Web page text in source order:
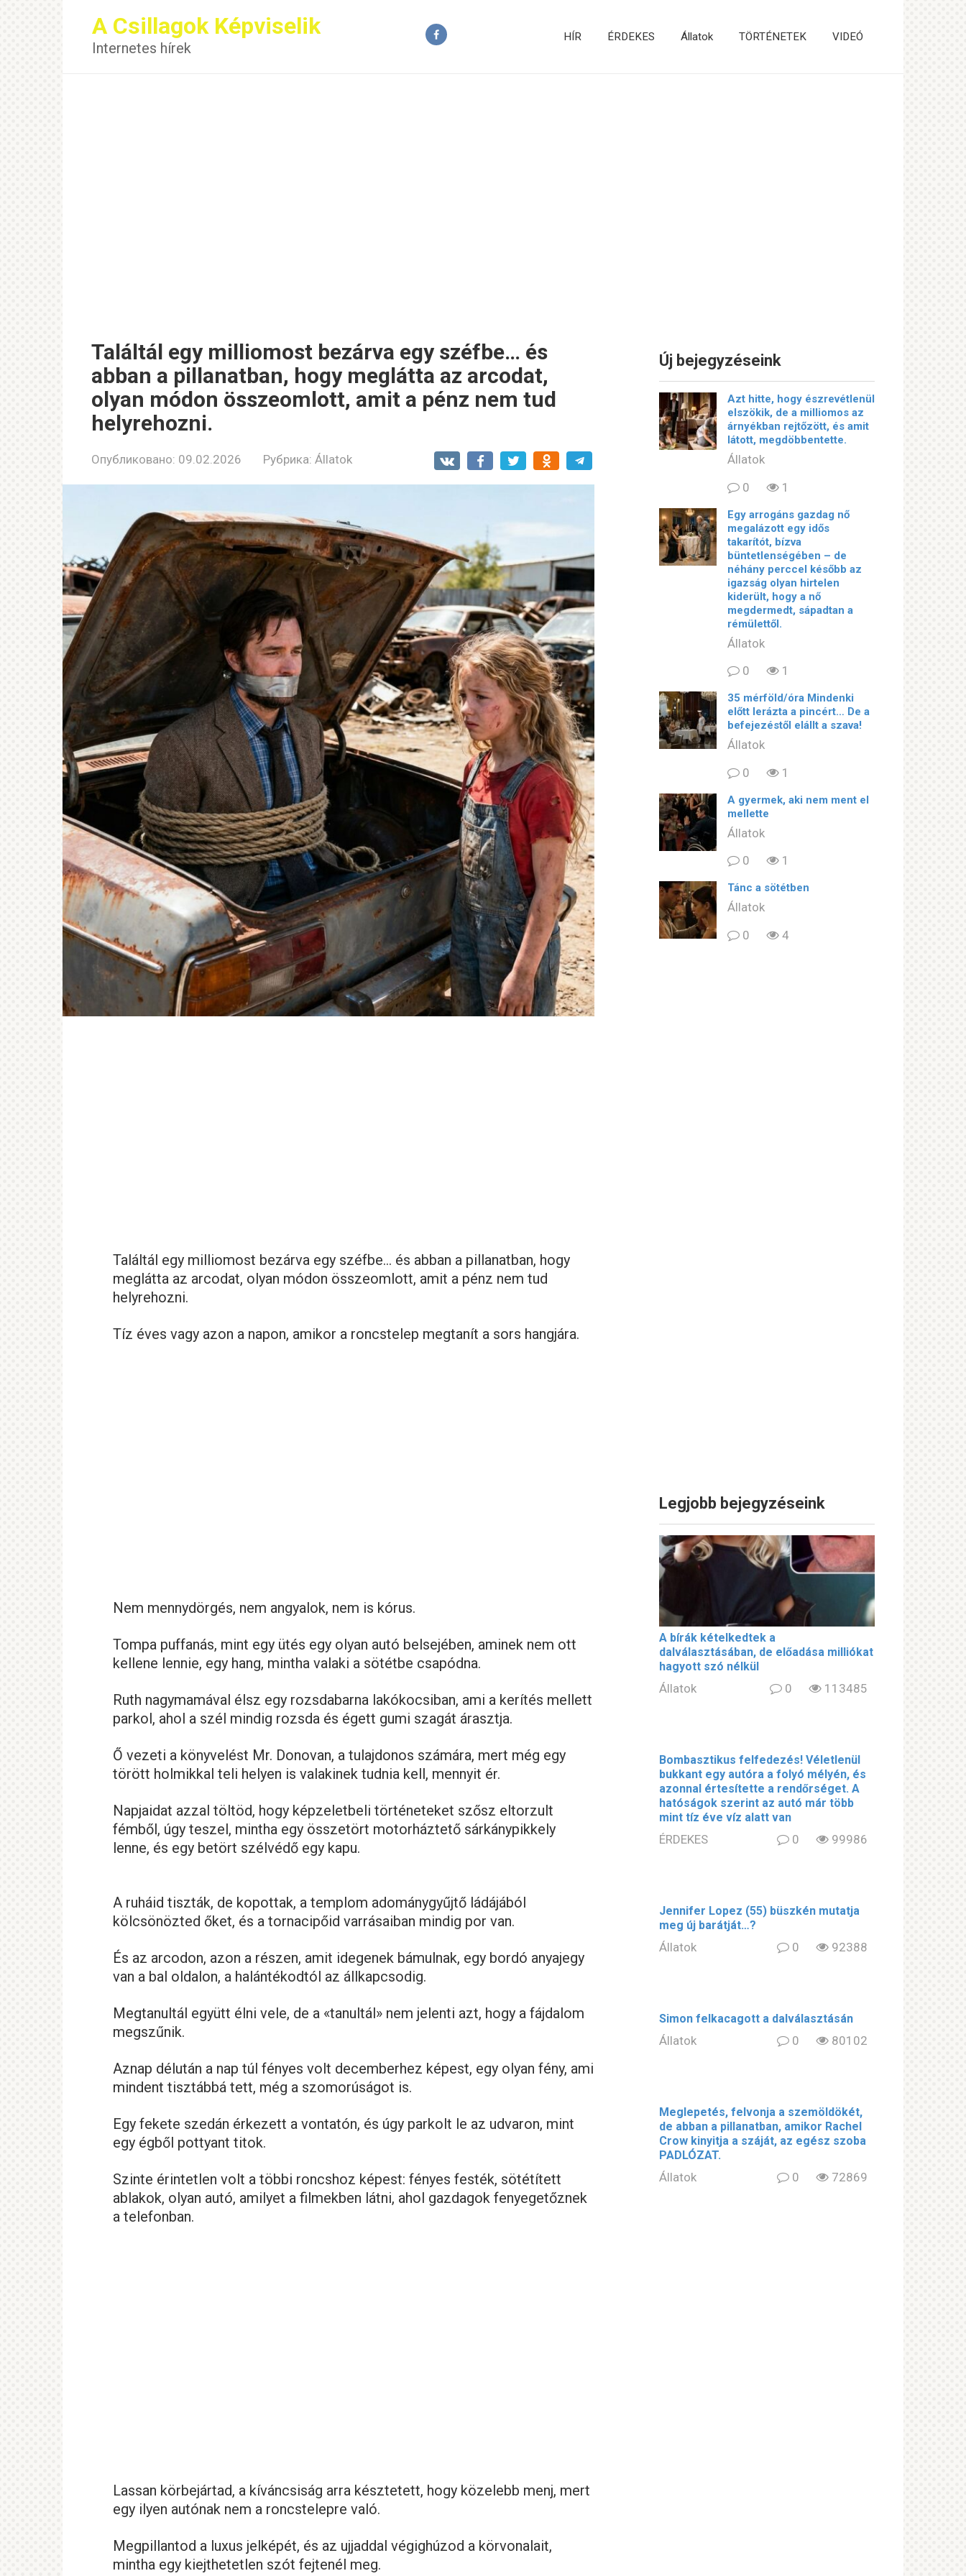
A Csillagok Képviselik
Internetes hírek
HÍR ÉRDEKES Állatok TÖRTÉNETEK VIDEÓ
Találtál egy milliomost bezárva egy széfbe… és
abban a pillanatban, hogy meglátta az arcodat,
olyan módon összeomlott, amit a pénz nem tud
helyrehozni.
Опубликовано: 09.02.2026 Рубрика: Állatok
Találtál egy milliomost bezárva egy széfbe… és abban a pillanatban, hogy
meglátta az arcodat, olyan módon összeomlott, amit a pénz nem tud
helyrehozni.
Tíz éves vagy azon a napon, amikor a roncstelep megtanít a sors hangjára.
Nem mennydörgés, nem angyalok, nem is kórus.
Tompa puffanás, mint egy ütés egy olyan autó belsejében, aminek nem ott
kellene lennie, egy hang, mintha valaki a sötétbe csapódna.
Ruth nagymamával élsz egy rozsdabarna lakókocsiban, ami a kerítés mellett
parkol, ahol a szél mindig rozsda és égett gumi szagát árasztja.
Ő vezeti a könyvelést Mr. Donovan, a tulajdonos számára, mert még egy
törött holmikkal teli helyen is valakinek tudnia kell, mennyit ér.
Napjaidat azzal töltöd, hogy képzeletbeli történeteket szősz eltorzult
fémből, úgy teszel, mintha egy összetört motorháztető sárkánypikkely
lenne, és egy betört szélvédő egy kapu.
A ruháid tiszták, de kopottak, a templom adománygyűjtő ládájából
kölcsönözted őket, és a tornacipőid varrásaiban mindig por van.
És az arcodon, azon a részen, amit idegenek bámulnak, egy bordó anyajegy
van a bal oldalon, a halántékodtól az állkapcsodig.
Megtanultál együtt élni vele, de a «tanultál» nem jelenti azt, hogy a fájdalom
megszűnik.
Aznap délután a nap túl fényes volt decemberhez képest, egy olyan fény, ami
mindent tisztábbá tett, még a szomorúságot is.
Egy fekete szedán érkezett a vontatón, és úgy parkolt le az udvaron, mint
egy égből pottyant titok.
Szinte érintetlen volt a többi roncshoz képest: fényes festék, sötétített
ablakok, olyan autó, amilyet a filmekben látni, ahol gazdagok fenyegetőznek
a telefonban.
Lassan körbejártad, a kíváncsiság arra késztetett, hogy közelebb menj, mert
egy ilyen autónak nem a roncstelepre való.
Megpillantod a luxus jelképét, és az ujjaddal végighúzod a körvonalait,
mintha egy kiejthetetlen szót fejtenél meg.
Új bejegyzéseink
Azt hitte, hogy észrevétlenül
elszökik, de a milliomos az
árnyékban rejtőzött, és amit
látott, megdöbbentette.
Állatok
0
1
Egy arrogáns gazdag nő
megalázott egy idős
takarítót, bízva
büntetlenségében – de
néhány perccel később az
igazság olyan hirtelen
kiderült, hogy a nő
megdermedt, sápadtan a
rémülettől.
Állatok
0
1
35 mérföld/óra Mindenki
előtt lerázta a pincért… De a
befejezéstől elállt a szava!
Állatok
0
1
A gyermek, aki nem ment el
mellette
Állatok
0
1
Tánc a sötétben
Állatok
0
4
Legjobb bejegyzéseink
A bírák kételkedtek a
dalválasztásában, de előadása milliókat
hagyott szó nélkül
Állatok 0 113485
Bombasztikus felfedezés! Véletlenül
bukkant egy autóra a folyó mélyén, és
azonnal értesítette a rendőrséget. A
hatóságok szerint az autó már több
mint tíz éve víz alatt van
ÉRDEKES 0 99986
Jennifer Lopez (55) büszkén mutatja
meg új barátját…?
Állatok 0 92388
Simon felkacagott a dalválasztásán
Állatok 0 80102
Meglepetés, felvonja a szemöldökét,
de abban a pillanatban, amikor Rachel
Crow kinyitja a száját, az egész szoba
PADLÓZAT.
Állatok 0 72869